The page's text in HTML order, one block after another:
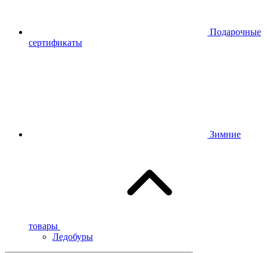
Подарочные
сертификаты
Зимние
товары
Ледобуры